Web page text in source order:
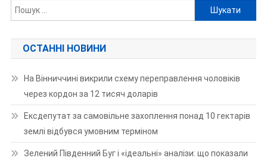
Пошук:
ОСТАННІ НОВИНИ
На Вінниччині викрили схему переправлення чоловіків
через кордон за 12 тисяч доларів
Ексдепутат за самовільне захоплення понад 10 гектарів
землі відбувся умовним терміном
Зелений Південний Буг і «ідеальні» аналізи: що показали